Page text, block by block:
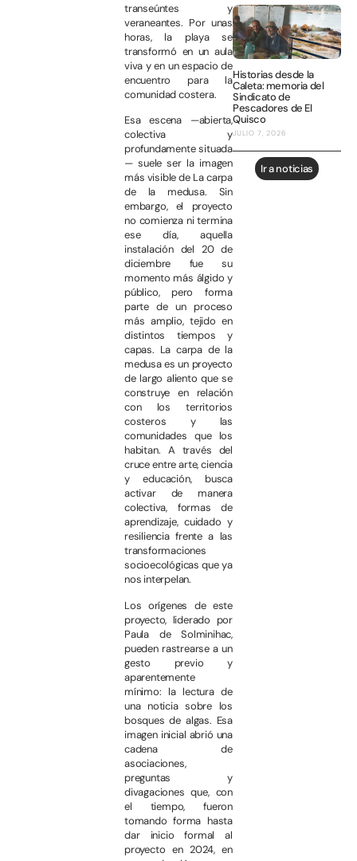
transeúntes y
veraneantes. Por unas
horas, la playa se
transformó en un aula
viva y en un espacio de
encuentro para la
comunidad costera.
Esa escena —abierta,
colectiva y
profundamente situada
— suele ser la imagen
más visible de La carpa
de la medusa. Sin
embargo, el proyecto
no comienza ni termina
ese día, aquella
instalación del 20 de
diciembre fue su
momento más álgido y
público, pero forma
parte de un proceso
más amplio, tejido en
distintos tiempos y
capas. La carpa de la
medusa es un proyecto
de largo aliento que se
construye en relación
con los territorios
costeros y las
comunidades que los
habitan. A través del
cruce entre arte, ciencia
y educación, busca
activar de manera
colectiva, formas de
aprendizaje, cuidado y
resiliencia frente a las
transformaciones
socioecológicas que ya
nos interpelan.
Los orígenes de este
proyecto, liderado por
Paula de Solminihac,
pueden rastrearse a un
gesto previo y
aparentemente
mínimo: la lectura de
una noticia sobre los
bosques de algas. Esa
imagen inicial abrió una
cadena de
asociaciones,
preguntas y
divagaciones que, con
el tiempo, fueron
tomando forma hasta
dar inicio formal al
proyecto en 2024, en
Historias desde la
Caleta: memoria del
Sindicato de
Pescadores de El
Quisco
JULIO 7, 2026
Ir a noticias